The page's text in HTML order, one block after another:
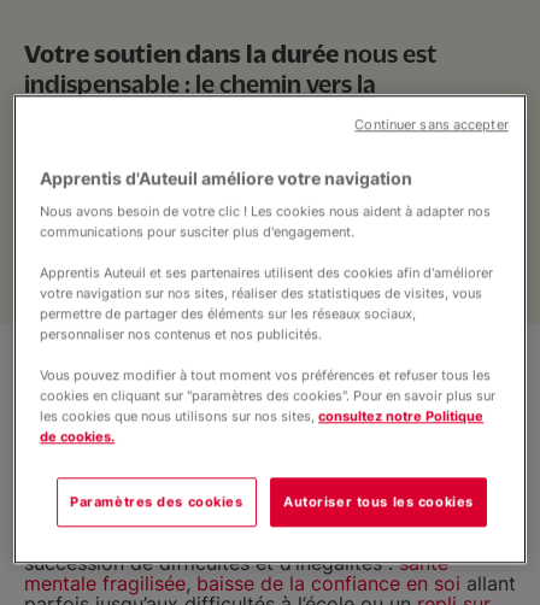
Votre soutien dans la durée nous est
indispensable : le chemin vers la
reconstruction est souvent lent pour les
accompagnons. Ledon mensuel par
prélèvement automatiquenous donne le
temps et les moyens de les aider.
Une nécessité d'agir
Il fautsix générations en moyenne pour sortir de la
OCDE juin 2018). Pour les jeunes en situation
précaire, se nourrir, se loger et avoir accès aux soins
est unvéritable parcours du combattantet demande
succession de difficultés et d’inégalités :santé
mentale fragilisée, baisse de la confiance en soi allant
Apprentis d'Auteuil améliore votre navigation
Nous avons besoin de votre clic ! Les cookies nous aident à adapter nos
communications pour susciter plus d'engagement.
Apprentis Auteuil et ses partenaires utilisent des cookies afin d'améliorer
votre navigation sur nos sites, réaliser des statistiques de visites, vous
permettre de partager des éléments sur les réseaux sociaux,
personnaliser nos contenus et nos publicités.
Vous pouvez modifier à tout moment vos préférences et refuser tous les
cookies en cliquant sur "paramètres des cookies". Pour en savoir plus sur
les cookies que nous utilisons sur nos sites,consultez notre Politique
de cookies.
Paramètres des cookies Autoriser tous les cookies
Continuer sans accepter